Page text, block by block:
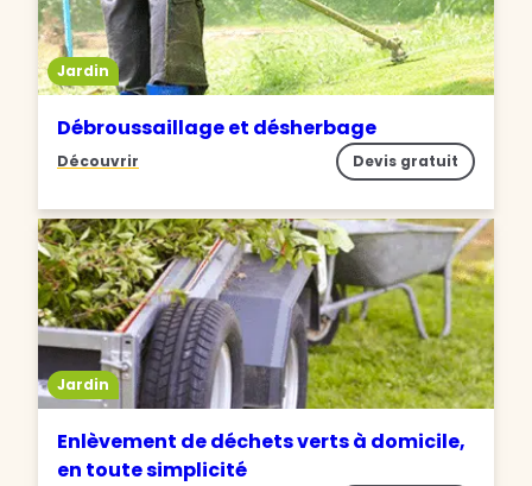
Jardin
Débroussaillage et désherbage
Découvrir Devis gratuit
Jardin
Enlèvement de déchets verts à domicile,
en toute simplicité